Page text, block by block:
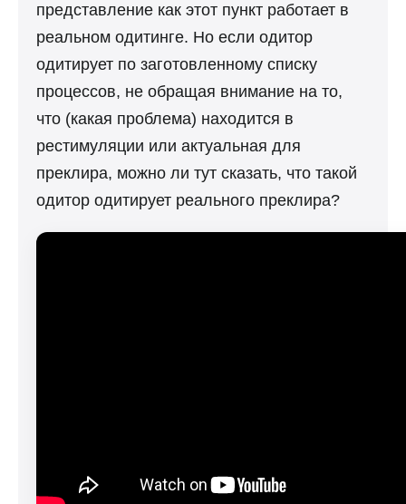
представление как этот пункт работает в
реальном одитинге. Но если одитор
одитирует по заготовленному списку
процессов, не обращая внимание на то,
что (какая проблема) находится в
рестимуляции или актуальная для
преклира, можно ли тут сказать, что такой
одитор одитирует реального преклира?